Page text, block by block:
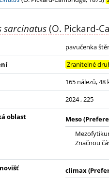
sarcinatus(O. Pickard-
pavučenka
Zranitelné
165 nálezů, 48
2024 , 225
oblast
Meso
Značnou
climax